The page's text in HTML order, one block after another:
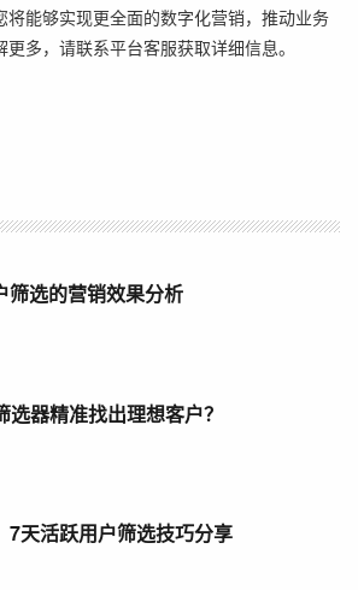
将能够实现更全面的数字化营销，推动业务
多，请联系平台客服获取详细信息。
选的营销效果分析
器精准找出理想客户？
7天活跃用户筛选技巧分享